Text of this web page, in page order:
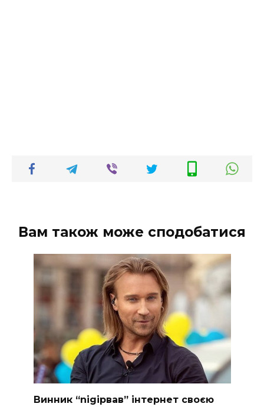
Вам також може сподобатися
Винник “nіgірвав” інтернет своєю